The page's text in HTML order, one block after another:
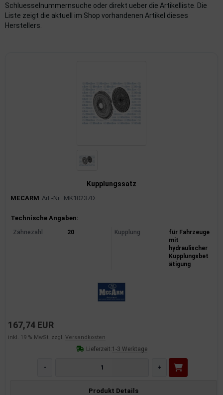
Schluesselnummernsuche oder direkt ueber die Artikelliste. Die
Liste zeigt die aktuell im Shop vorhandenen Artikel dieses
Herstellers.
Kupplungssatz
MECARM Art.-Nr.: MK10237D
Produktinformationen
Technische Angaben:
Zähnezahl 20 Kupplung
für Fahrzeuge
mit
hydraulischer
Kupplungsbet
ätigung
167,74 EUR
inkl. 19 % MwSt. zzgl. Versandkosten
Lieferzeit:1-3 Werktage
- +
Produkt Details